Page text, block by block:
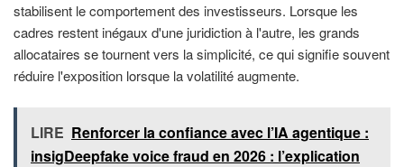
stabilisent le comportement des investisseurs. Lorsque les
cadres restent inégaux d'une juridiction à l'autre, les grands
allocataires se tournent vers la simplicité, ce qui signifie souvent
réduire l'exposition lorsque la volatilité augmente.
LIRE Renforcer la confiance avec l’IA agentique :
insigDeepfake voice fraud en 2026 : l’explication